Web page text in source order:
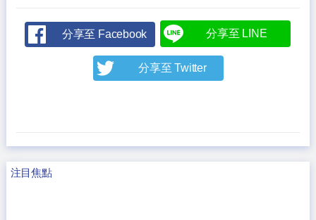
分享至 Facebook 分享至 LINE
分享至 Twitter
注目焦點